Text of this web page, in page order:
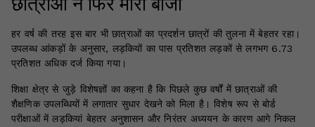
हर वर्ष की तरह इस बार भी छात्राओं का प्रदर्शन छात्रों की तुलना में बेहतर रहा।
उपलब्ध आंकड़ों के अनुसार, लड़कियों का पास प्रतिशत लड़कों से लगभग 6.73
प्रतिशत अधिक दर्ज किया गया।
शिक्षा क्षेत्र से जुड़े विशेषज्ञों का कहना है कि पिछले कुछ वर्षों में छात्राओं की
शैक्षणिक उपलब्धियों में लगातार सुधार देखने को मिला है। विशेष रूप से बोर्ड
परीक्षाओं में लड़कियां बेहतर अनुशासन और निरंतर अध्ययन के कारण आगे निकल